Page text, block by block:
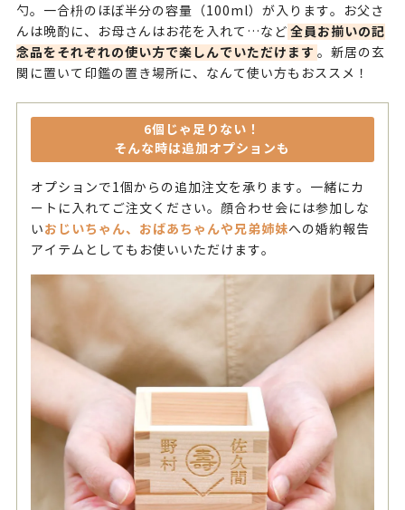
勺。一合枡のほぼ半分の容量（100ml）が入ります。お父さ
んは晩酌に、お母さんはお花を入れて…など 全員お揃いの記
念品をそれぞれの使い方で楽しんでいただけます 。新居の玄
関に置いて印鑑の置き場所に、なんて使い方もおススメ！
6個じゃ足りない！
そんな時は追加オプションも
オプションで1個からの追加注文を承ります。一緒にカ
ートに入れてご注文ください。顔合わせ会には参加しな
いおじいちゃん、おばあちゃんや兄弟姉妹への婚約報告
アイテムとしてもお使いいただけます。